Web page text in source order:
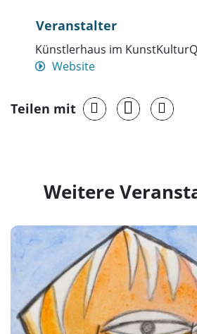
Veranstalter
Künstlerhaus im
Website
Teilen mit
Weitere